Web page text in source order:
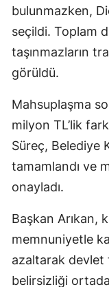
bulunmazken,
seçildi. Toplam
taşınmazların
görüldü.
Mahsuplaşma
milyon TL’lik
Süreç, Belediye
tamamlandı ve
onayladı.
Başkan Arıkan,
memnuniyetle
azaltarak devlet
belirsizliği